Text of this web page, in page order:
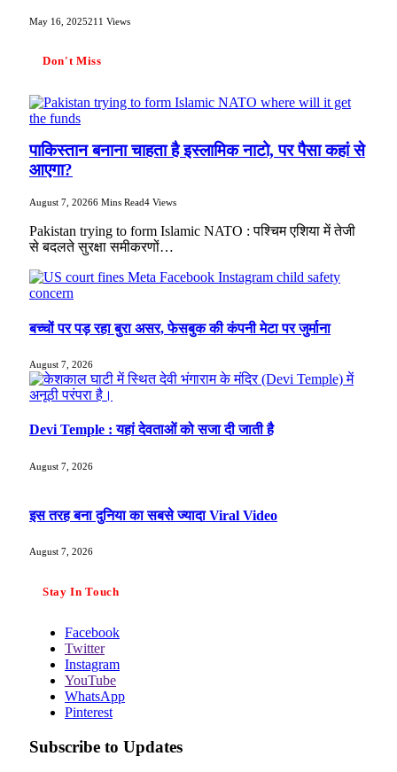
May 16, 2025211 Views
Don't Miss
पाकिस्तान बनाना चाहता है इस्लामिक नाटो, पर पैसा कहां से
आएगा?
August 7, 20266 Mins Read4 Views
Pakistan trying to form Islamic NATO : पश्चिम एशिया में तेजी
से बदलते सुरक्षा समीकरणों…
बच्चों पर पड़ रहा बुरा असर, फेसबुक की कंपनी मेटा पर जुर्माना
August 7, 2026
Devi Temple : यहां देवताओं को सजा दी जाती है
August 7, 2026
इस तरह बना दुनिया का सबसे ज्यादा Viral Video
August 7, 2026
Stay In Touch
Facebook
Twitter
Instagram
YouTube
WhatsApp
Pinterest
Subscribe to Updates